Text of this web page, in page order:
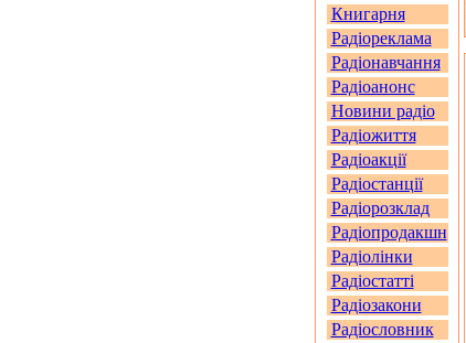
Книгарня
Радіореклама
Радіонавчання
Радіоанонс
Новини радіо
Радіожиття
Радіоакції
Радіостанції
Радіорозклад
Радіопродакшн
Радіолінки
Радіостатті
Радіозакони
Радіословник